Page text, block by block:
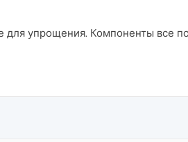
упрощения. Компоненты все